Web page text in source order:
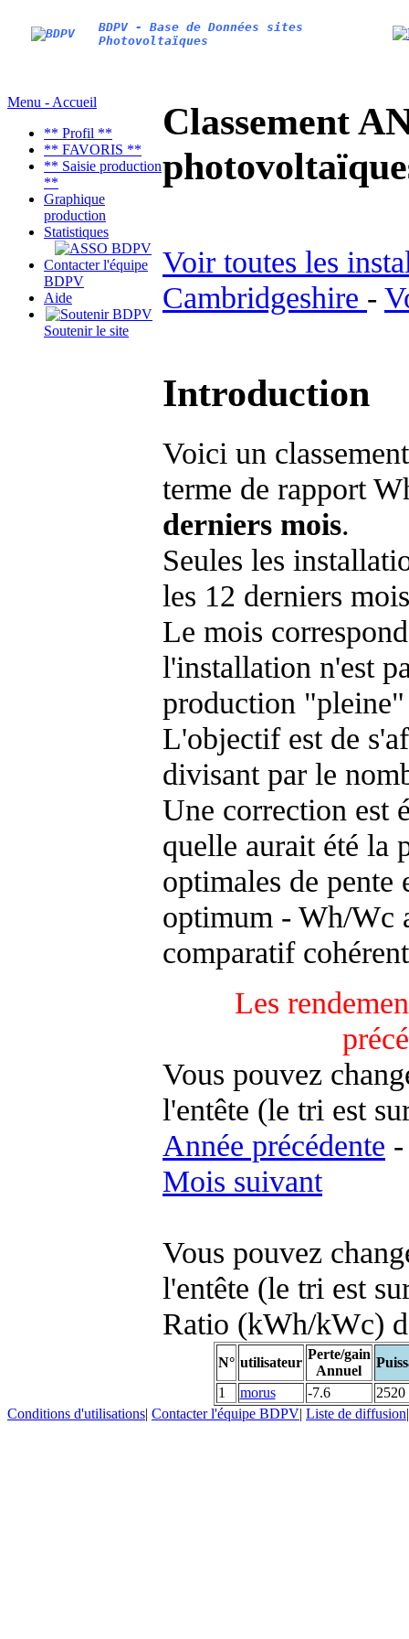
BDPV - Base de Données sites
Photovoltaïques
Menu - Accueil
** Profil **
** FAVORIS **
** Saisie production
**
Graphique
production
Statistiques
Contacter l'équipe
BDPV
Aide
Soutenir le site
Classement
Voir toutes les
Cambridgeshire -
Introduction
Voici un
terme de rapport
derniers mois.
Seules les
les 12 derniers
Le mois
l'installation n'est
production "pleine"
L'objectif est de
divisant par le
Une correction est
quelle aurait été la
optimales de
optimum - Wh/Wc
comparatif
Les
Vous pouvez
l'entête (le tri est
Année précédente -
Mois suivant
Vous pouvez
l'entête (le tri est
Ratio (kWh/kWc)
N° utilisateur
Perte/gain
Annuel
1
morus -7.6
2520
Conditions d'utilisations| Contacter l'équipe BDPV| Liste de diffusion